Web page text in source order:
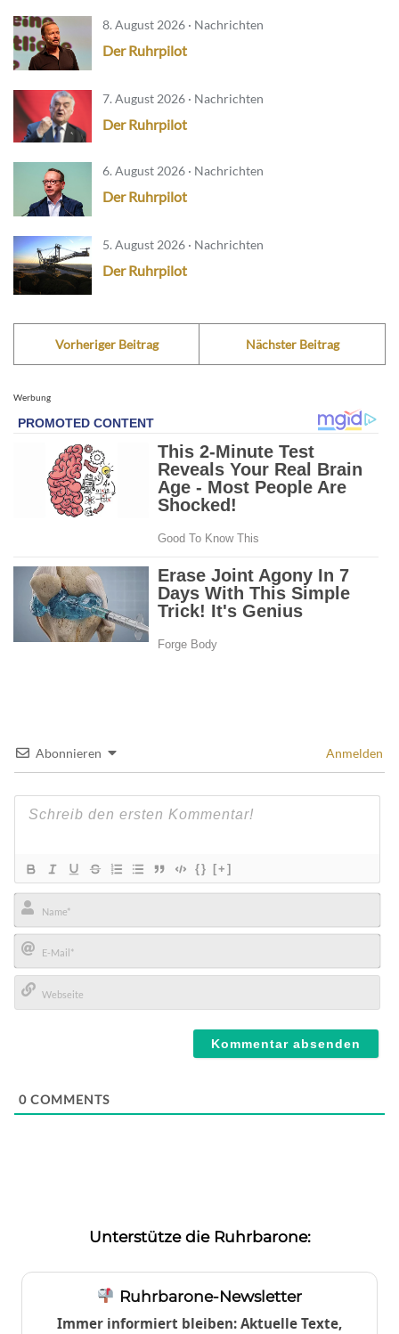
8. August 2026 · Nachrichten
Der Ruhrpilot
7. August 2026 · Nachrichten
Der Ruhrpilot
6. August 2026 · Nachrichten
Der Ruhrpilot
5. August 2026 · Nachrichten
Der Ruhrpilot
Vorheriger Beitrag Nächster Beitrag
Werbung
Abonnieren Anmelden
{} [+]
Name*
E-
Mail*
0 COMMENTS
Unterstütze die Ruhrbarone:
Ruhrbarone-Newsletter
Immer informiert bleiben: Aktuelle Texte,